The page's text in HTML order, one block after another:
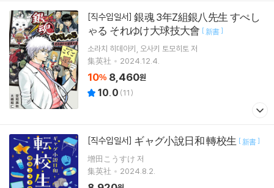
[직수입일서] 銀魂 3年Z組銀八先生 すぺし
ゃる それゆけ大球技大會 [ 新書]
소라치 히데아키 오사키 토모히토 저
集英社
2024.12.4.
10% 8,460원
10.0 (11)
[직수입일서] ギャグ小說日和 轉校生 [ 新書]
增田こうすけ 저
集英社
2024.8.2.